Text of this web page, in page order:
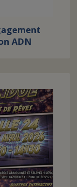
ADN